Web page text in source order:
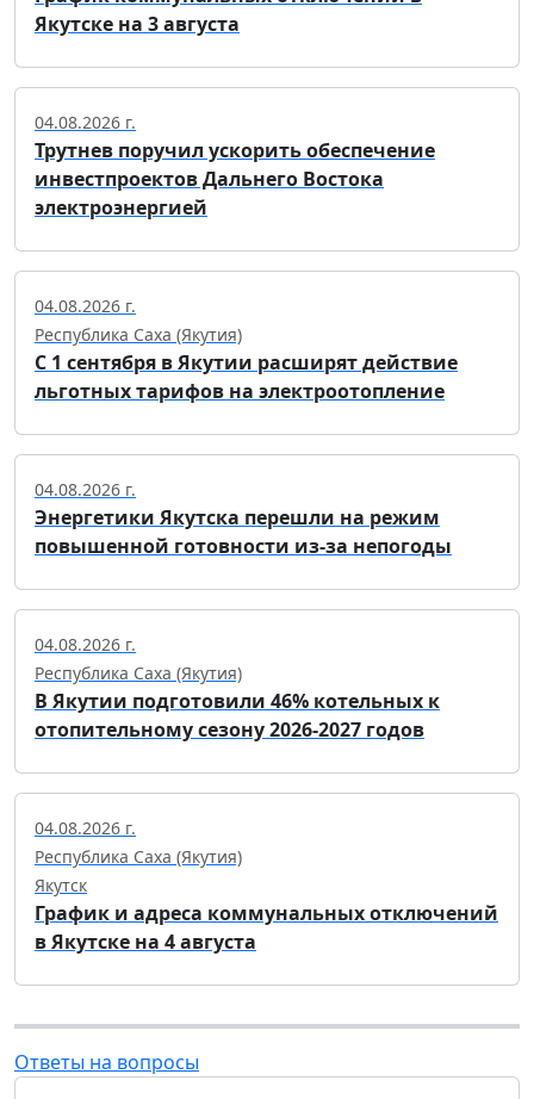
Якутске на 3 августа
04.08.2026 г.
Трутнев поручил ускорить обеспечение
инвестпроектов Дальнего Востока
электроэнергией
04.08.2026 г.
Республика Саха (Якутия)
С 1 сентября в Якутии расширят действие
льготных тарифов на электроотопление
04.08.2026 г.
Энергетики Якутска перешли на режим
повышенной готовности из-за непогоды
04.08.2026 г.
Республика Саха (Якутия)
В Якутии подготовили 46% котельных к
отопительному сезону 2026-2027 годов
04.08.2026 г.
Республика Саха (Якутия)
Якутск
График и адреса коммунальных отключений
в Якутске на 4 августа
Ответы на вопросы